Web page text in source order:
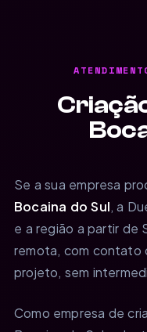
Se a sua empresa
Bocaina do Sul, a
e a região a partir de
remota, com contato
projeto, sem
Como empresa de